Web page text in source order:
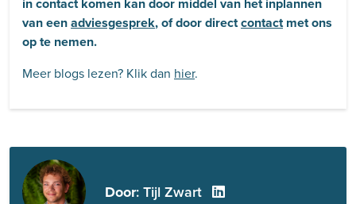
van eenadviesgesprek, of door directcontactmet ons
op te nemen.
Meer blogs lezen? Klik dan hier.
Door: Tijl Zwart